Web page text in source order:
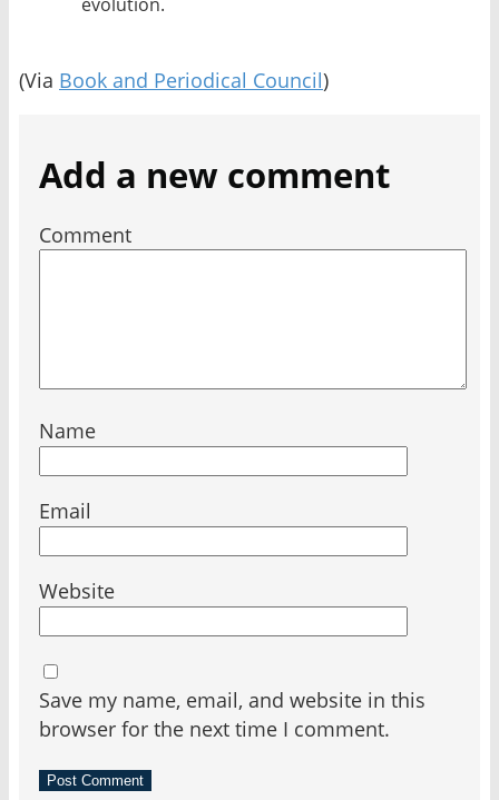
(Via Book and Periodical Council)
Add a new comment
Comment
Name
Email
Website
Save my name, email, and website in this
browser for the next time I comment.